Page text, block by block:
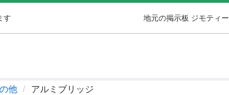
す 地元の掲示板 ジモティー
他 アルミブリッジ